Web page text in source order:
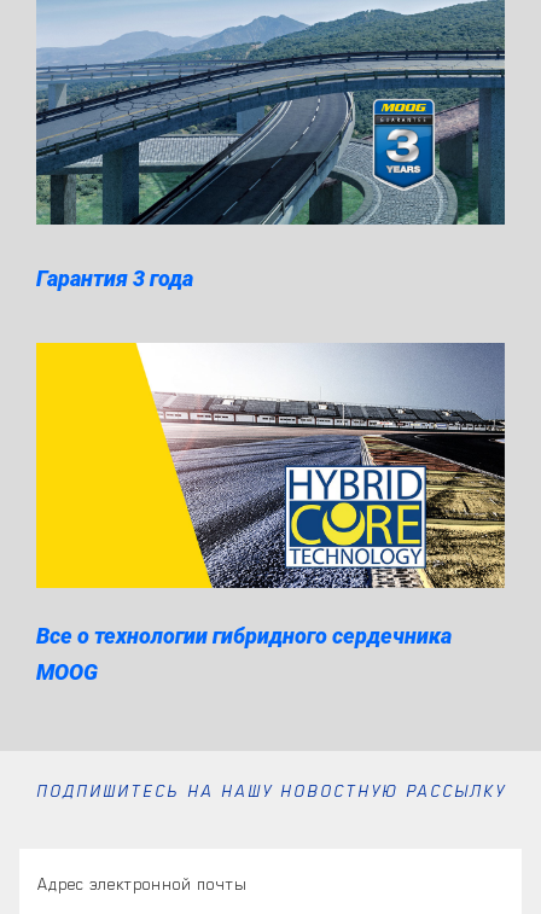
Гарантия 3 года
Все о технологии гибридного сердечника
MOOG
ПОДПИШИТЕСЬ НА НАШУ НОВОСТНУЮ РАССЫЛКУ